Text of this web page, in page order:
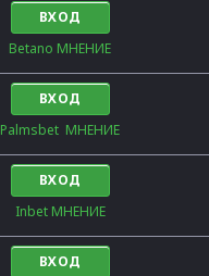
ВХОД
Betano МНЕНИЕ
ВХОД
Palmsbet  МНЕНИЕ
ВХОД
Inbet МНЕНИЕ
ВХОД